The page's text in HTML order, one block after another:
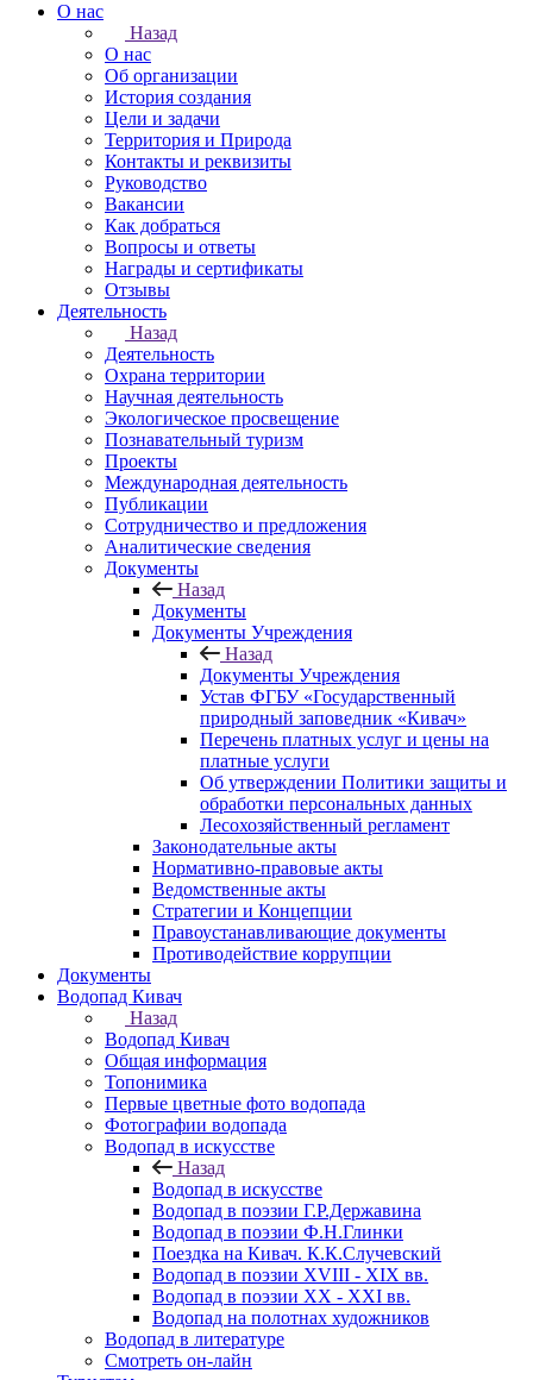
О нас
Назад
О нас
Об организации
История создания
Цели и задачи
Территория и Природа
Контакты и реквизиты
Руководство
Вакансии
Как добраться
Вопросы и ответы
Награды и сертификаты
Отзывы
Деятельность
Назад
Деятельность
Охрана территории
Научная деятельность
Экологическое просвещение
Познавательный туризм
Проекты
Международная деятельность
Публикации
Сотрудничество и предложения
Аналитические сведения
Документы
Назад
Документы
Документы Учреждения
Назад
Документы Учреждения
Устав ФГБУ «Государственный
природный заповедник «Кивач»
Перечень платных услуг и цены на
платные услуги
Об утверждении Политики защиты и
обработки персональных данных
Лесохозяйственный регламент
Законодательные акты
Нормативно-правовые акты
Ведомственные акты
Стратегии и Концепции
Правоустанавливающие документы
Противодействие коррупции
Документы
Водопад Кивач
Назад
Водопад Кивач
Общая информация
Топонимика
Первые цветные фото водопада
Фотографии водопада
Водопад в искусстве
Назад
Водопад в искусстве
Водопад в поэзии Г.Р.Державина
Водопад в поэзии Ф.Н.Глинки
Поездка на Кивач. К.К.Случевский
Водопад в поэзии XVIII - XIX вв.
Водопад в поэзии XX - XXI вв.
Водопад на полотнах художников
Водопад в литературе
Смотреть он-лайн